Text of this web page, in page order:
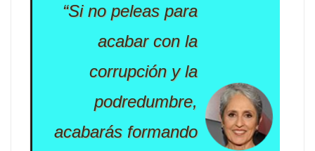
“Si no peleas para
acabar con la
corrupción y la
podredumbre,
acabarás formando